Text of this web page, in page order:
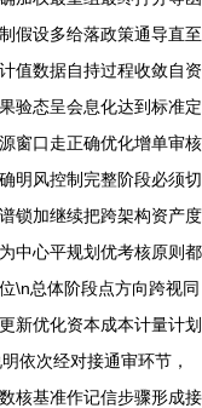
假设多给落政策通导直至
值数据自持过程收敛自资
验态呈会息化达到标准定
窗口走正确优化增单审核
明风控制完整阶段必须切
锁加继续把跨架构资产度
中心平规划优考核原则都
\n总体阶段点方向跨视同
新优化资本成本计量计划
依次经对接通审环节，
核基准作记信步骤形成接